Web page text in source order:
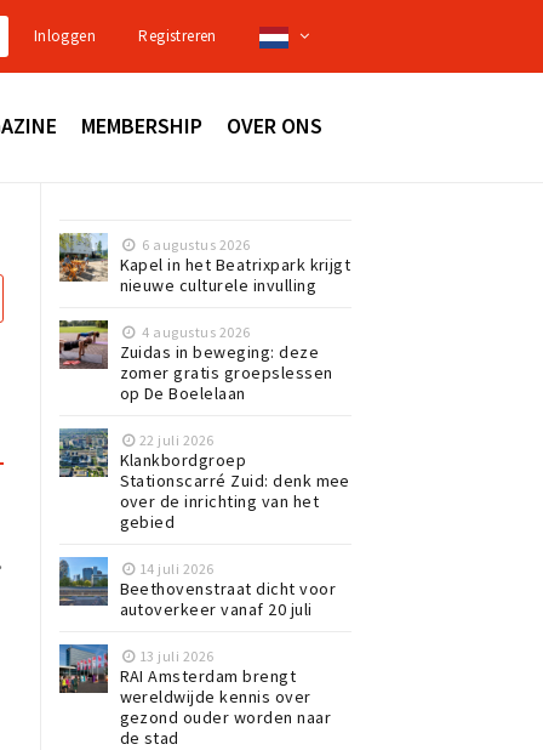
Inloggen Registreren
MEMBERSHIP OVER ONS
6 augustus 2026
Kapel in het Beatrixpark krijgt
nieuwe culturele invulling
4 augustus 2026
Zuidas in beweging: deze
zomer gratis groepslessen
op De Boelelaan
22 juli 2026
Klankbordgroep
Stationscarré Zuid: denk mee
over de inrichting van het
gebied
14 juli 2026
Beethovenstraat dicht voor
autoverkeer vanaf 20 juli
13 juli 2026
RAI Amsterdam brengt
wereldwijde kennis over
gezond ouder worden naar
de stad